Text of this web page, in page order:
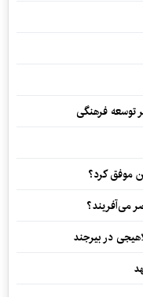
توسعه فرهنگی
موفق کرد؟
می‌آفریند؟
در بیرجند